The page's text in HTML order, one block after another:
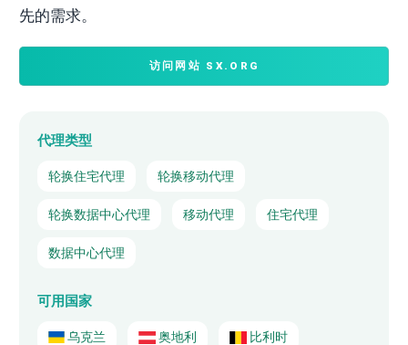
先的需求。
访问网站 SX.ORG
代理类型
轮换住宅代理 轮换移动代理
轮换数据中心代理 移动代理 住宅代理
数据中心代理
可用国家
乌克兰 奥地利 比利时